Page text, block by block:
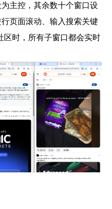
主控，其余数十个窗口设
页面滚动、输入搜索关键
区时，所有子窗口都会实时